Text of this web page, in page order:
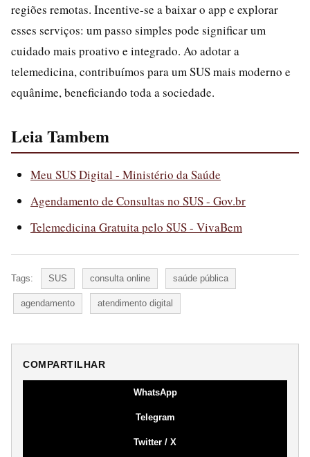
regiões remotas. Incentive-se a baixar o app e explorar
esses serviços: um passo simples pode significar um
cuidado mais proativo e integrado. Ao adotar a
telemedicina, contribuímos para um SUS mais moderno e
equânime, beneficiando toda a sociedade.
Leia Tambem
Meu SUS Digital - Ministério da Saúde
Agendamento de Consultas no SUS - Gov.br
Telemedicina Gratuita pelo SUS - VivaBem
Tags: SUS consulta online saúde pública
agendamento atendimento digital
COMPARTILHAR
WhatsApp
Telegram
Twitter / X